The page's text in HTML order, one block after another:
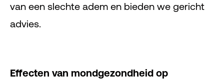
van een slechte adem en bieden we gericht
advies.
Effecten van mondgezondheid op